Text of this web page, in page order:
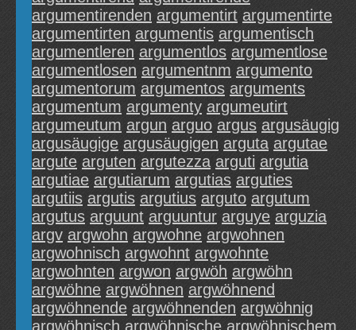
argumentirenden argumentirt argumentirte
argumentirten argumentis argumentisch
argumentleren argumentlos argumentlose
argumentlosen argumentnm argumento
argumentorum argumentos arguments
argumentum argumenty argumeutirt
argumeutum argun arguo argus argusäugig
argusäugige argusäugigen arguta argutae
argute arguten argutezza arguti argutia
argutiae argutiarum argutias arguties
argutiis argutis argutius arguto argutum
argutus arguunt arguuntur arguye arguzia
argv argwohn argwohne argwohnen
argwohnisch argwohnt argwohnte
argwohnten argwon argwöh argwöhn
argwöhne argwöhnen argwöhnend
argwöhnende argwöhnenden argwöhnig
argwöhnisch argwöhnische argwöhnischem